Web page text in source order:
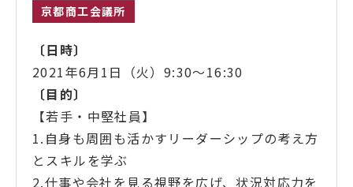
京都商工会議所
〔日時〕
2021年6月1日（火）9:30～16:30
〔目的〕
【若手・中堅社員】
1.自身も周囲も活かすリーダーシップの考え方
とスキルを学ぶ
2.仕事や会社を見る視野を広げ、状況対応力を